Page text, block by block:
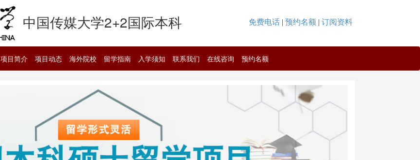
中国传媒大学2+2国际本科 免费电话| 预约名额| 订阅资料
项目简介 项目动态 海外院校 留学指南 入学须知 联系我们 在线咨询 预约名额